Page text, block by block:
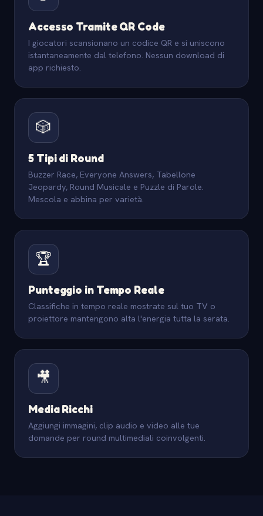
Accesso Tramite QR Code
I giocatori scansionano un codice QR e si uniscono
istantaneamente dal telefono. Nessun download di
app richiesto.
🎲
5 Tipi di Round
Buzzer Race, Everyone Answers, Tabellone
Jeopardy, Round Musicale e Puzzle di Parole.
Mescola e abbina per varietà.
🏆
Punteggio in Tempo Reale
Classifiche in tempo reale mostrate sul tuo TV o
proiettore mantengono alta l'energia tutta la serata.
🎥
Media Ricchi
Aggiungi immagini, clip audio e video alle tue
domande per round multimediali coinvolgenti.